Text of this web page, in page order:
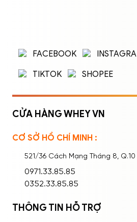
Nhập tên đăng nhập/email và
Ghi nhớ mật khẩu
FACEBOOK
TIKTOK
SHOPEE
CỬA HÀNG WHEY VN
CƠ SỞ HỒ CHÍ MINH :
521/36 Cách Mạng Tháng 8, Q.10
0971.33.85.85
0352.33.85.85
THÔNG TIN HỖ TRỢ